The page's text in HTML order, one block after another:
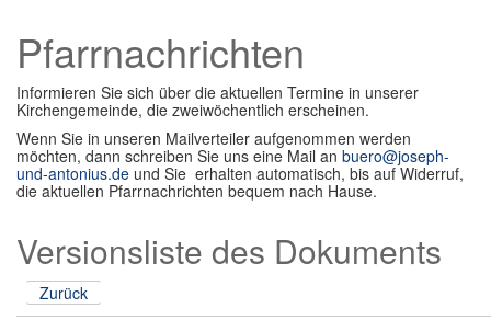
Aktuelles
Gottesdienste und Sakramente
Pfarrei ▼
Gemeindeleben
Einrichtungen
Pfarrnachrichten
Informieren Sie sich über die aktuellen Termine in unserer
Kirchengemeinde, die zweiwöchentlich erscheinen.
Wenn Sie in unseren Mailverteiler aufgenommen werden
möchten, dann schreiben Sie uns eine Mail an buero@joseph-
und-antonius.de und Sie erhalten automatisch, bis auf Widerruf,
die aktuellen Pfarrnachrichten bequem nach Hause.
Versionsliste des Dokuments
Zurück